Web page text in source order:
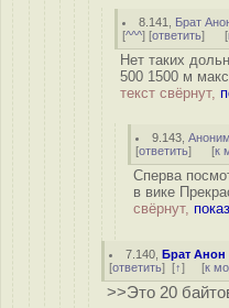
8.141 Брат
[^^^] [ответить] [
Нет таких
500 1500 м
текст свёрнут,
9.143 ,Аноним
[ответить] [к
Сперва
в вике
свёрнут,
7.140 ,Брат Анон
[ответить] [↑] [к
>>Это 20